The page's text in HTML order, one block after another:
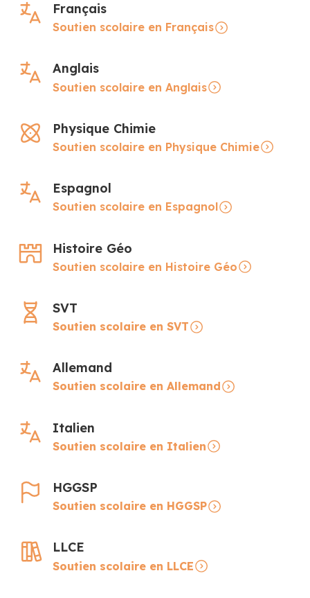
Français
Soutien scolaire en Français
Anglais
Soutien scolaire en Anglais
Physique Chimie
Soutien scolaire en Physique Chimie
Espagnol
Soutien scolaire en Espagnol
Histoire Géo
Soutien scolaire en Histoire Géo
SVT
Soutien scolaire en SVT
Allemand
Soutien scolaire en Allemand
Italien
Soutien scolaire en Italien
HGGSP
Soutien scolaire en HGGSP
LLCE
Soutien scolaire en LLCE